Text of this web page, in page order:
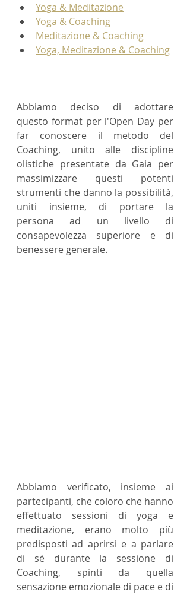
Yoga & Meditazione
Yoga & Coaching
Meditazione & Coaching
Yoga, Meditazione & Coaching
Abbiamo deciso di adottare
questo format per l'Open Day per
far conoscere il metodo del
Coaching, unito alle discipline
olistiche presentate da Gaia per
massimizzare questi potenti
strumenti che danno la possibilità,
uniti insieme, di portare la
persona ad un livello di
consapevolezza superiore e di
benessere generale.
Abbiamo verificato, insieme ai
partecipanti, che coloro che hanno
effettuato sessioni di yoga e
meditazione, erano molto più
predisposti ad aprirsi e a parlare
di sé durante la sessione di
Coaching, spinti da quella
sensazione emozionale di pace e di